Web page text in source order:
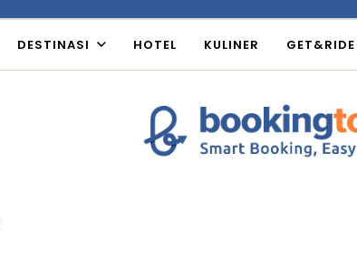
DESTINASI HOTEL KULINER GET&RIDE